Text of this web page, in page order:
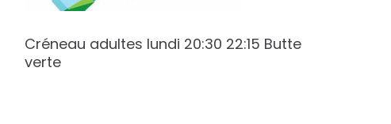
Créneau adultes lundi 20:30 22:15 Butte
verte